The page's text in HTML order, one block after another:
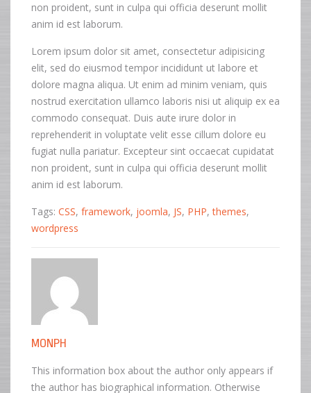
non proident, sunt in culpa qui officia deserunt mollit
anim id est laborum.
Lorem ipsum dolor sit amet, consectetur adipisicing
elit, sed do eiusmod tempor incididunt ut labore et
dolore magna aliqua. Ut enim ad minim veniam, quis
nostrud exercitation ullamco laboris nisi ut aliquip ex ea
commodo consequat. Duis aute irure dolor in
reprehenderit in voluptate velit esse cillum dolore eu
fugiat nulla pariatur. Excepteur sint occaecat cupidatat
non proident, sunt in culpa qui officia deserunt mollit
anim id est laborum.
Tags: CSS, framework, joomla, JS, PHP,themes,
wordpress
MONPH
This information box about the author only appears if
the author has biographical information. Otherwise